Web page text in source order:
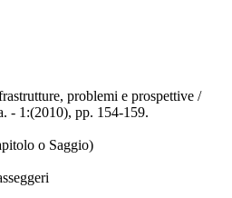
problemi e prospettive /
- 1:(2010), pp. 154-159.
o Saggio)